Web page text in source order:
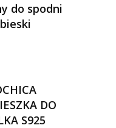
do spodni
DO
S925